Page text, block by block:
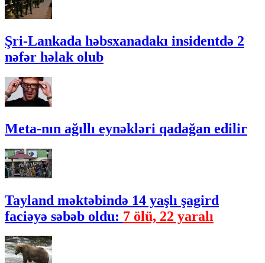
Şri-Lankada həbsxanadakı insidentdə 2
nəfər həlak olub
Meta-nın ağıllı eynəkləri qadağan edilir
Tayland məktəbində 14 yaşlı şagird
faciəyə səbəb oldu: 7 ölü, 22 yaralı